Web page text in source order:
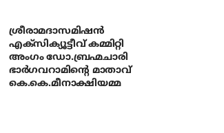
ശ്രീരാമദാസമിഷന്‍
എക്‌സിക്യൂട്ടീവ് കമ്മിറ്റി
അംഗം ഡോ.ബ്രഹ്മചാരി
ഭാര്‍ഗവറാമിന്റെ മാതാവ്
കെ.കെ.മീനാക്ഷിയമ്മ